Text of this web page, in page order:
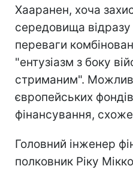
Хааранен, хоча
середовища
переваги
"ентузіазм з боку
стриманим".
європейських
фінансування,
Головний інженер
полковник Ріку